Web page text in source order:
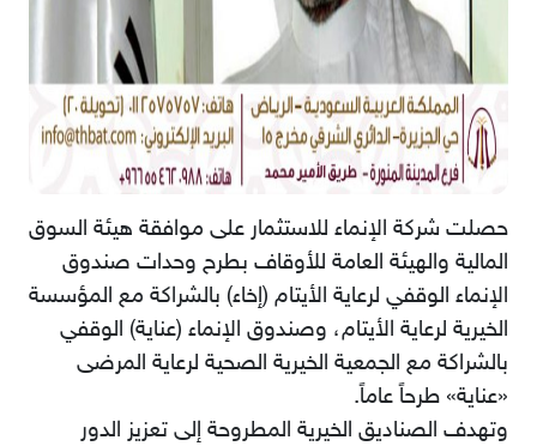
حصلت شركة الإنماء للاستثمار على موافقة هيئة السوق
المالية والهيئة العامة للأوقاف بطرح وحدات صندوق
الإنماء الوقفي لرعاية الأيتام (إخاء) بالشراكة مع المؤسسة
الخيرية لرعاية الأيتام، وصندوق الإنماء (عناية) الوقفي
بالشراكة مع الجمعية الخيرية الصحية لرعاية المرضى
«عناية» طرحاً عاماً.
وتهدف الصناديق الخيرية المطروحة إلى تعزيز الدور